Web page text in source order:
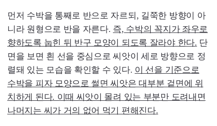
먼저 수박을 통째로 반으로 자르되, 길쭉한 방향이 아
니라 원형으로 반을 자른다. 즉, 수박의 꼭지가 좌우로
향하도록 눕힌 뒤 반구 모양이 되도록 잘라야 한다. 단
면을 보면 흰 선을 중심으로 씨앗이 세로 방향으로 정
렬돼 있는 모습을 확인할 수 있다. 이 선을 기준으로
수박을 피자 모양으로 썰면 씨앗은 대부분 겉면에 위
치하게 된다. 이때 씨앗이 몰려 있는 부분만 도려내면
나머지는 씨가 거의 없어 먹기 편해진다.